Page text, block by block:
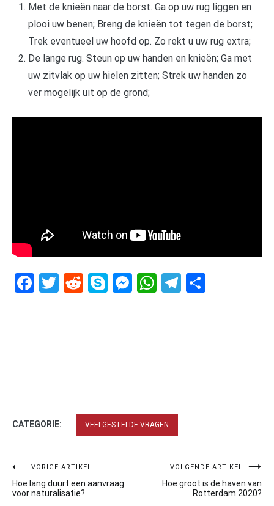
Met de knieën naar de borst. Ga op uw rug liggen en
plooi uw benen; Breng de knieën tot tegen de borst;
Trek eventueel uw hoofd op. Zo rekt u uw rug extra;
De lange rug. Steun op uw handen en knieën; Ga met
uw zitvlak op uw hielen zitten; Strek uw handen zo
ver mogelijk uit op de grond;
Facebook
Twitter
RedditSkypeMessenger
WhatsApp
Telegram
CATEGORIE: VEELGESTELDE VRAGEN
Bericht
navigatie
VORIGE ARTIKEL
Hoe lang duurt een aanvraag
voor naturalisatie?
VOLGENDE ARTIKEL
Hoe groot is de haven van
Rotterdam 2020?